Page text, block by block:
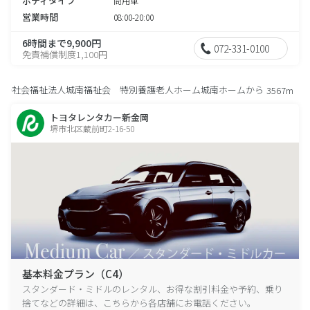
営業時間 08:00-20:00
6時間まで9,900円
免責補償制度1,100円 072-331-0100
社会福祉法人城南福祉会 特別養護老人ホーム城南ホームから 3567m
トヨタレンタカー新金岡
堺市北区蔵前町2-16-50
基本料金プラン（C4）
スタンダード・ミドルのレンタル、お得な割引料金や予約、乗り
捨てなどの詳細は、こちらから各店舗にお電話ください。